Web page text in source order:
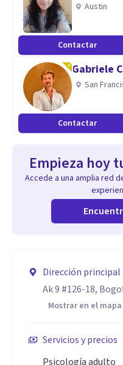
Austin
Contactar
Gabriele
San
Contactar
Empieza hoy
Accede a una amplia red
Dirección principal
Ak 9 #126-18,
Mostrar en el mapa
Servicios y precios
Psicología adulto